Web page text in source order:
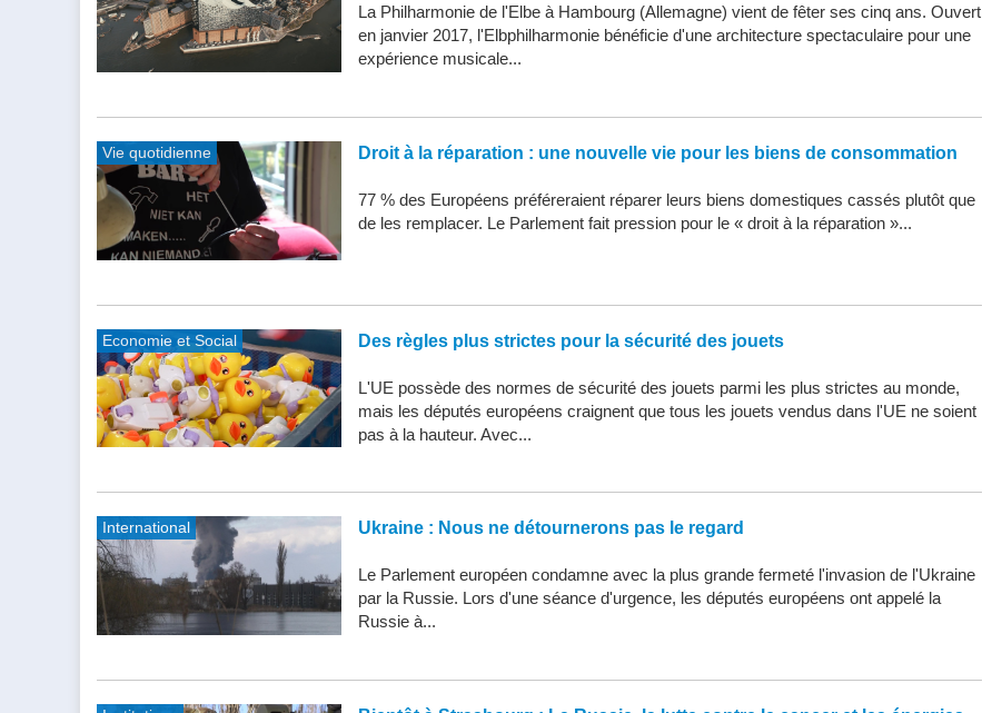
La Philharmonie de l'Elbe à Hambourg (Allemagne) vient de fêter ses cinq ans. Ouvert
en janvier 2017, l'Elbphilharmonie bénéficie d'une architecture spectaculaire pour une
expérience musicale...
Vie quotidienne Droit à la réparation : une nouvelle vie pour les biens de consommation
77 % des Européens préféreraient réparer leurs biens domestiques cassés plutôt que
de les remplacer. Le Parlement fait pression pour le « droit à la réparation »...
Economie et Social Des règles plus strictes pour la sécurité des jouets
L'UE possède des normes de sécurité des jouets parmi les plus strictes au monde,
mais les députés européens craignent que tous les jouets vendus dans l'UE ne soient
pas à la hauteur. Avec...
International Ukraine : Nous ne détournerons pas le regard
Le Parlement européen condamne avec la plus grande fermeté l'invasion de l'Ukraine
par la Russie. Lors d'une séance d'urgence, les députés européens ont appelé la
Russie à...